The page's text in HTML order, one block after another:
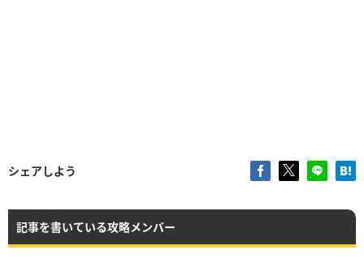
シェアしよう
記事を書いている攻略メンバー